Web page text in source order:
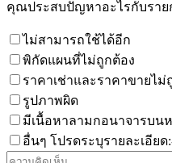
คุณประสบปัญหาอะไรกับราย
ไม่สามารถใช้ได้อีก
พิกัดแผนที่ไม่ถูกต้อง
ราคาเช่าและราคาขายไม่
รูปภาพผิด
มีเนื้อหาลามกอนาจารบน
อื่นๆ โปรดระบุรายละเอียด